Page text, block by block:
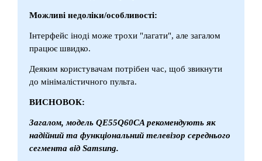
Можливі недоліки/особливості:
Інтерфейс іноді може трохи "лагати", але загалом
працює швидко.
Деяким користувачам потрібен час, щоб звикнути
до мінімалістичного пульта.
ВИСНОВОК:
Загалом, модель QE55Q60CA рекомендують як
надійний та функціональний телевізор середнього
сегмента від Samsung.